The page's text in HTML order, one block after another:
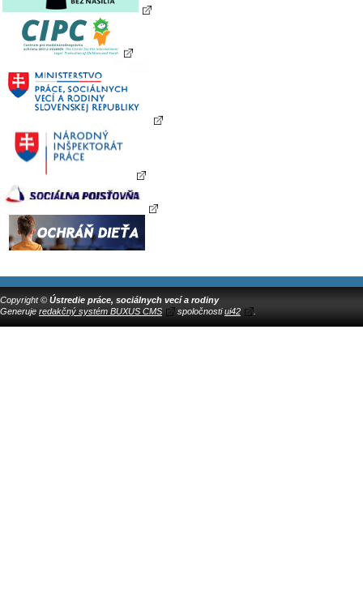
Copyright © Ústredie práce, sociálnych vecí a rodiny
Generuje redakčný systém BUXUS CMS spoločnostiui42